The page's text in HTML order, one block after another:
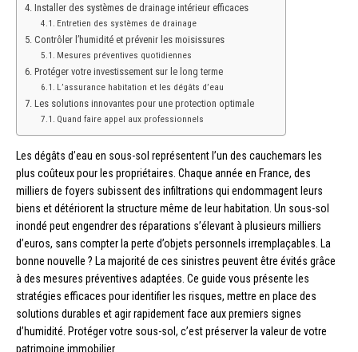
Installer des systèmes de drainage intérieur efficaces
Entretien des systèmes de drainage
Contrôler l’humidité et prévenir les moisissures
Mesures préventives quotidiennes
Protéger votre investissement sur le long terme
L’assurance habitation et les dégâts d’eau
Les solutions innovantes pour une protection optimale
Quand faire appel aux professionnels
Les dégâts d’eau en sous-sol représentent l’un des cauchemars les
plus coûteux pour les propriétaires. Chaque année en France, des
milliers de foyers subissent des infiltrations qui endommagent leurs
biens et détériorent la structure même de leur habitation. Un sous-sol
inondé peut engendrer des réparations s’élevant à plusieurs milliers
d’euros, sans compter la perte d’objets personnels irremplaçables. La
bonne nouvelle ? La majorité de ces sinistres peuvent être évités grâce
à des mesures préventives adaptées. Ce guide vous présente les
stratégies efficaces pour identifier les risques, mettre en place des
solutions durables et agir rapidement face aux premiers signes
d’humidité. Protéger votre sous-sol, c’est préserver la valeur de votre
patrimoine immobilier.